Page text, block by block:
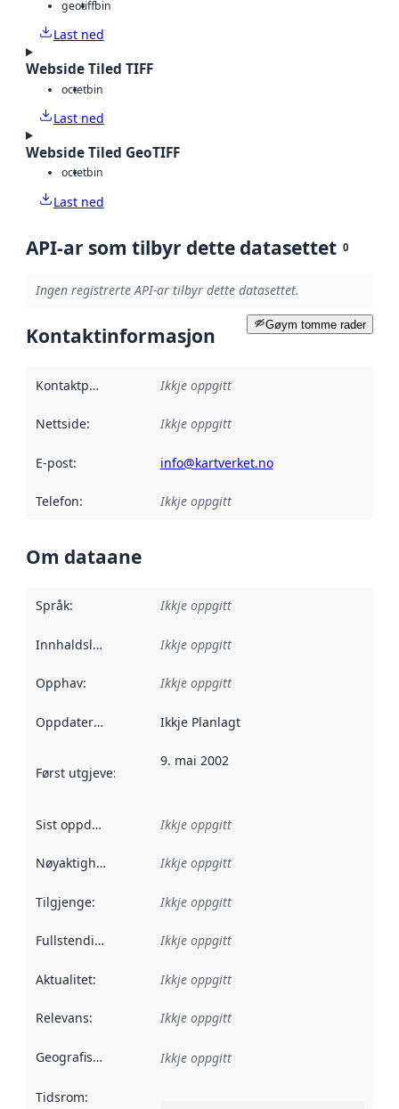
geotiffbin
Last ned
Webside Tiled TIFF
octetbin
Last ned
Webside Tiled GeoTIFF
octetbin
Last ned
API-ar som tilbyr dette datasettet 0
Ingen registrerte API-ar tilbyr dette datasettet.
Gøym tomme rader
Kontaktinformasjon
Kontaktpunkt Ikkje oppgitt
Nettside: Ikkje oppgitt
E-post: info@kartverket.no
Telefon: Ikkje oppgitt
Om dataane
Språk: Ikkje oppgitt
Innhaldsleverandørar :
Ikkje oppgitt
Opphav: Ikkje oppgitt
Oppdateringsfrekvens :
Ikkje Planlagt
Først utgjeve:
9. mai 2002
Sist oppdatert Ikkje oppgitt
Nøyaktigheit Ikkje oppgitt
Tilgjenge: Ikkje oppgitt
Fullstendigheit Ikkje oppgitt
Aktualitet: Ikkje oppgitt
Relevans: Ikkje oppgitt
Geografisk område Ikkje oppgitt
Tidsrom: